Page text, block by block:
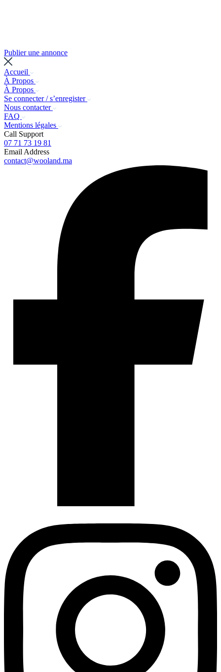
Publier une annonce
Accueil
À Propos
À Propos
Se connecter / s’enregister
Nous contacter
FAQ
Mentions légales
Call Support
07 71 73 19 81
Email Address
contact@wooland.ma